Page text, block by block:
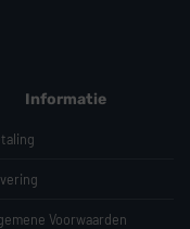
Informatie
Voorwaarden